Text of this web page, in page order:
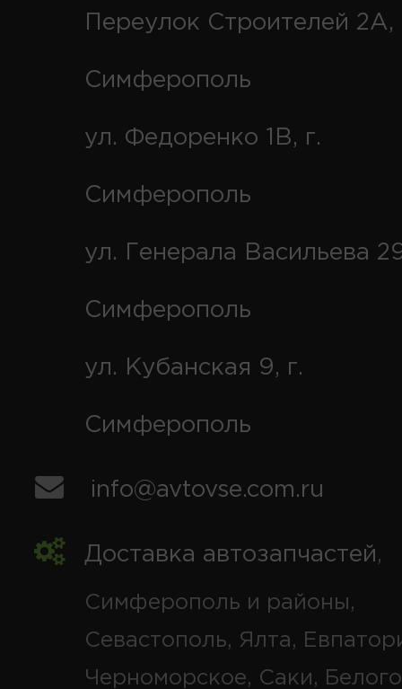
Переулок Строителей 2А,
Симферополь
ул. Федоренко 1В, г.
Симферополь
ул. Генерала Васильева
Симферополь
ул. Кубанская 9, г.
Симферополь
info@avtovse.com.ru
Доставка автозапчастей,
Симферополь и районы,
Севастополь, Ялта,
Черноморское, Саки,